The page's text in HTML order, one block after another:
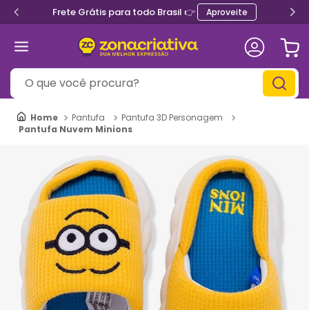
Frete Grátis para todo Brasil 👉 Aproveite
O que você procura?
Pantufa
Pantufa 3D Personagem
Pantufa Nuvem Minions